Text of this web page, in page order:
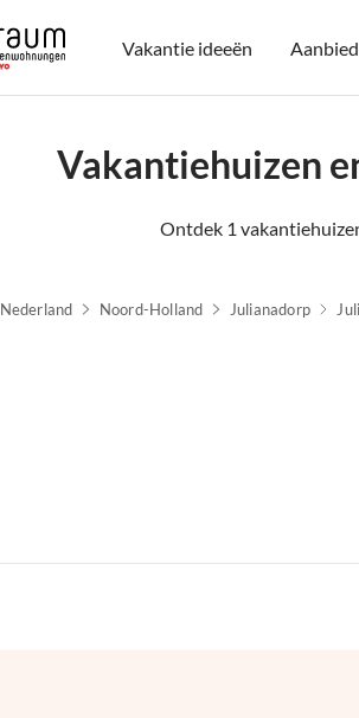
Vakantie ideeën
Vakantiehuizen
Ontdek 1
Nederland Noord-Holland Julianadorp